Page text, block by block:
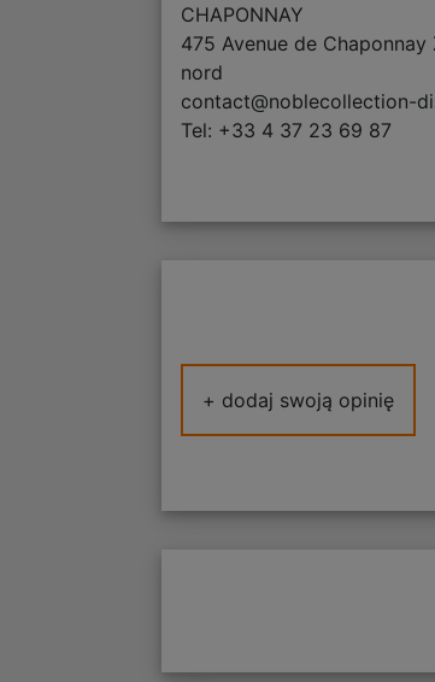
CHAPONNAY
475 Avenue de
nord
contact@noblecollection-
Tel: +33 4 37 23 69 87
+ dodaj swoją opinię